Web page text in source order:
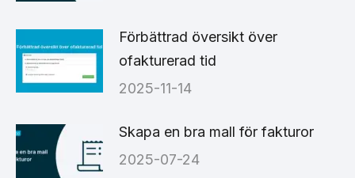
Förbättrad översikt över
ofakturerad tid
2025-11-14
Skapa en bra mall för fakturor
2025-07-24